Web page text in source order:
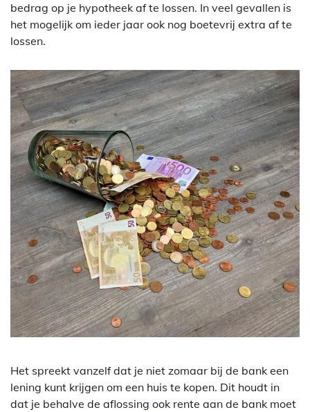
bedrag op je hypotheek af te lossen. In veel gevallen is
het mogelijk om ieder jaar ook nog boetevrij extra af te
lossen.
Het spreekt vanzelf dat je niet zomaar bij de bank een
lening kunt krijgen om een huis te kopen. Dit houdt in
dat je behalve de aflossing ook rente aan de bank moet